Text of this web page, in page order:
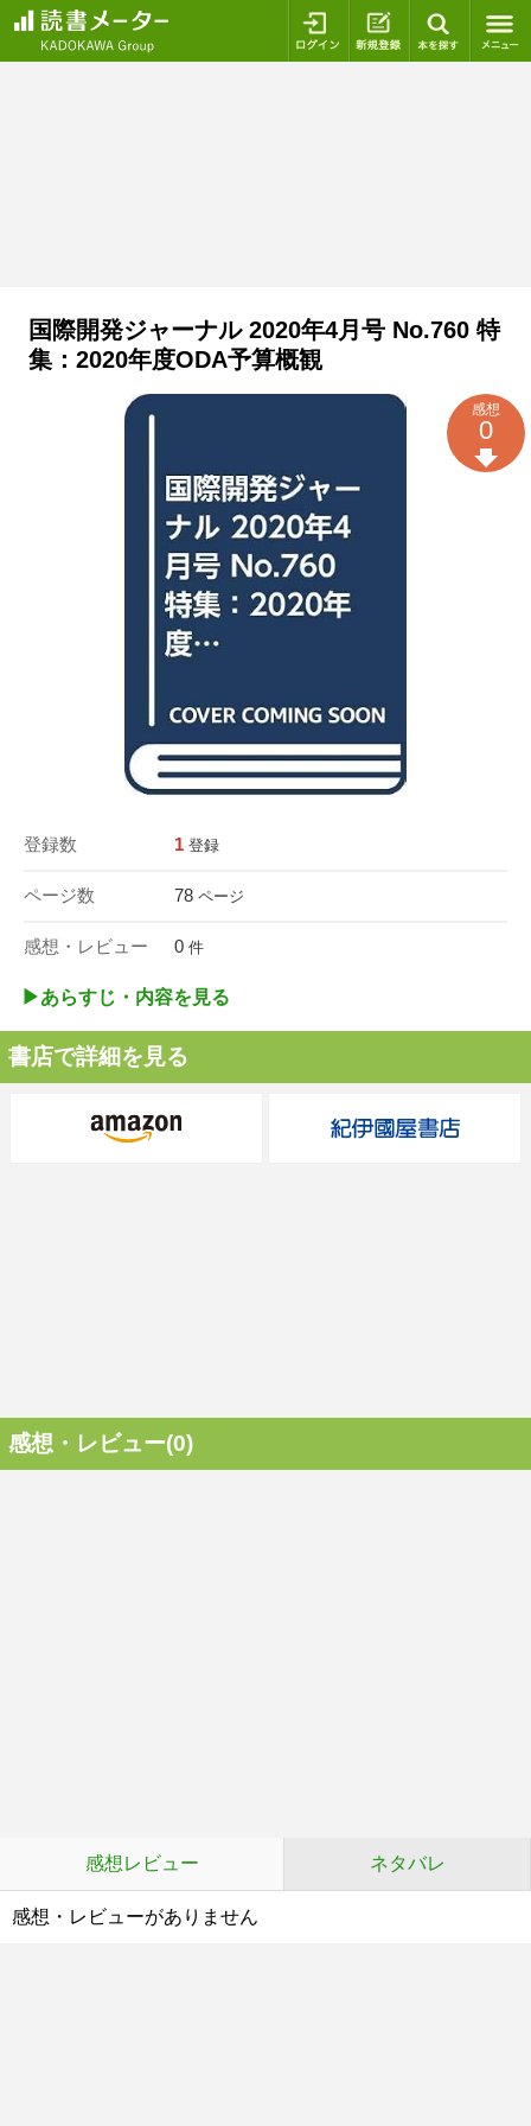
ログイン 新規登録
国際開発ジャーナル 2020年4月号 No.760 特
集：2020年度ODA予算概観
登録数 1 登録
ページ数 78 ページ
感想・レビュー 0 件
感想
0
▶︎あらすじ・内容を見る
書店で詳細を見る
感想・レビュー(0)
感想レビュー ネタバレ
感想・レビューがありません